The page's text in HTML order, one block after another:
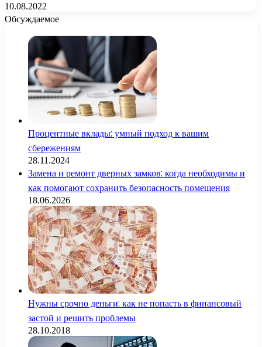
10.08.2022
Обсуждаемое
Процентные вклады: умный подход к вашим
сбережениям
28.11.2024
Замена и ремонт дверных замков: когда необходимы и
как помогают сохранить безопасность помещения
18.06.2026
Нужны срочно деньги: как не попасть в финансовый
застой и решить проблемы
28.10.2018